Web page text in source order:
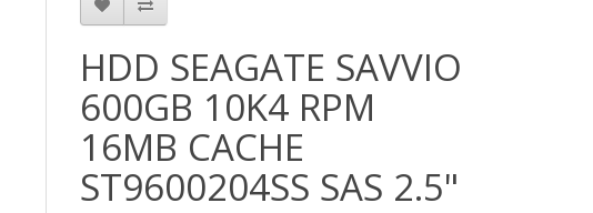
HDD SEAGATE SAVVIO
600GB 10K4 RPM
16MB CACHE
ST9600204SS SAS 2.5"